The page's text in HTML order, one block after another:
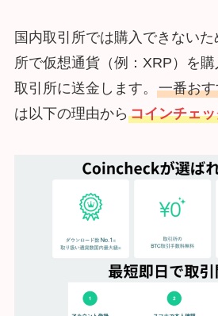
国内取引所では購入できない
所で仮想通貨（例：XRP）を購
取引所に送金します。 一番お
は以下の理由から コインチェ